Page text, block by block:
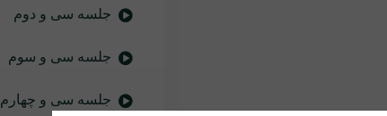
جلسه سی و دوم
جلسه سی و سوم
جلسه سی و چهارم